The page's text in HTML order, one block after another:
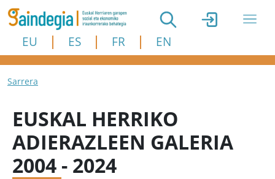
Skip to main content
EU ES FR EN
Breadcrumb
Sarrera
EUSKAL HERRIKO
ADIERAZLEEN GALERIA
2004 - 2024